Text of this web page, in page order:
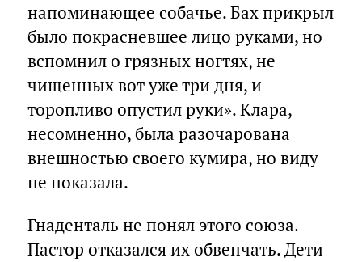
напоминающее собачье. Бах прикрыл
было покрасневшее лицо руками, но
вспомнил о грязных ногтях, не
чищенных вот уже три дня, и
торопливо опустил руки». Клара,
несомненно, была разочарована
внешностью своего кумира, но виду
не показала.
Гнаденталь не понял этого союза.
Пастор отказался их обвенчать. Дети